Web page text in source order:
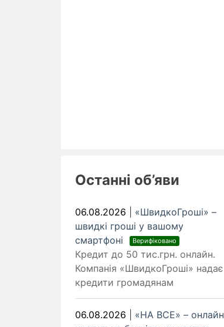
Останні об’яви
06.08.2026
«ШвидкоГроші» –
швидкі гроші у вашому
смартфоні
Верифіковано
Кредит до 50 тис.грн. онлайн.
Компанія «ШвидкоГроші» надає
кредити громадянам
06.08.2026
«НА ВСЕ» – онлайн